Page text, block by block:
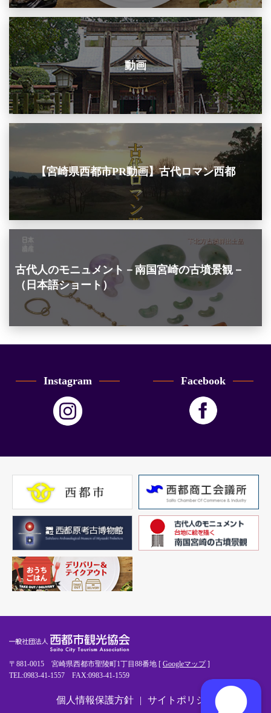
動画
【宮崎県西都市PR動画】古代ロマン西都
古代人のモニュメント－南国宮崎の古墳景観－
（日本語ショート）
Instagram Facebook
〒881-0015 宮崎県西都市聖陵町1丁目88番地 [ Googleマップ]
TEL:0983-41-1557 FAX:0983-41-1559
個人情報保護方針 サイトポリシー